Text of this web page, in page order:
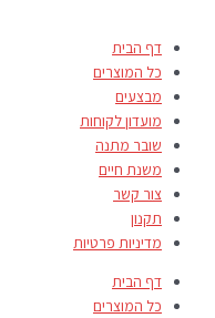
דף הבית
כל המוצרים
מבצעים
מועדון לקוחות
שובר מתנה
משנת חיים
צור קשר
תקנון
מדיניות פרטיות
דף הבית
כל המוצרים